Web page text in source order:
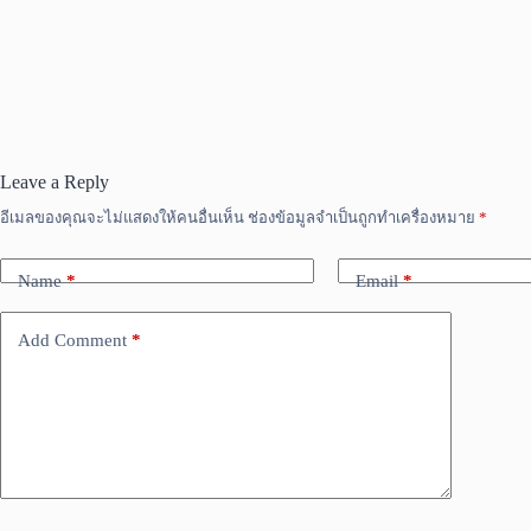
Leave a Reply
อีเมลของคุณจะไม่แสดงให้คนอื่นเห็น ช่องข้อมูลจำเป็นถูกทำเครื่องหมาย *
Name* Email*
Add Comment *